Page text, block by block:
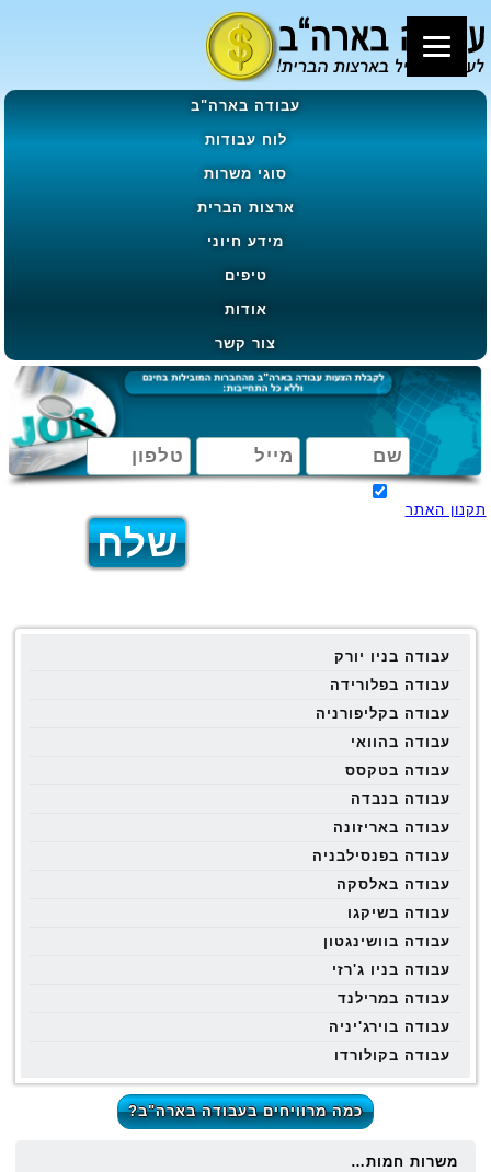
עבודה בארה"ב
לוח עבודות
סוגי משרות
ארצות הברית
מידע חיוני
טיפים
אודות
צור קשר
תקנון האתר
עבודה בניו יורק
עבודה בפלורידה
עבודה בקליפורניה
עבודה בהוואי
עבודה בטקסס
עבודה בנבדה
עבודה באריזונה
עבודה בפנסילבניה
עבודה באלסקה
עבודה בשיקגו
עבודה בוושינגטון
עבודה בניו ג'רזי
עבודה במרילנד
עבודה בוירג'יניה
עבודה בקולורדו
כמה מרוויחים בעבודה בארה"ב?
משרות חמות…